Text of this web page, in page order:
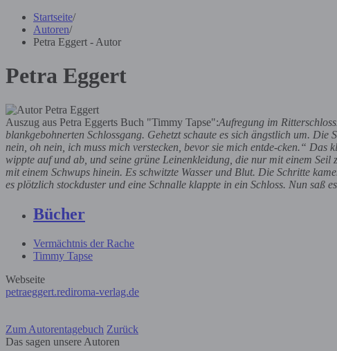
Startseite/
Autoren/
Petra Eggert - Autor
Petra Eggert
Auszug aus Petra Eggerts Buch "Timmy Tapse":Aufregung im
blankgebohnerten Schlossgang. Gehetzt schaute es sich ängstlich um.
nein, oh nein, ich muss mich verstecken, bevor sie mich entde-cken.“ Das
wippte auf und ab, und seine grüne Leinenkleidung, die nur mit einem
mit einem Schwups hinein. Es schwitzte Wasser und Blut. Die Schritte
es plötzlich stockduster und eine Schnalle klappte in ein Schloss. Nun saß
Bücher
Vermächtnis der Rache
Timmy Tapse
Webseite
petraeggert.rediroma-verlag.de
Zum Autorentagebuch Zurück
Das sagen unsere Autoren